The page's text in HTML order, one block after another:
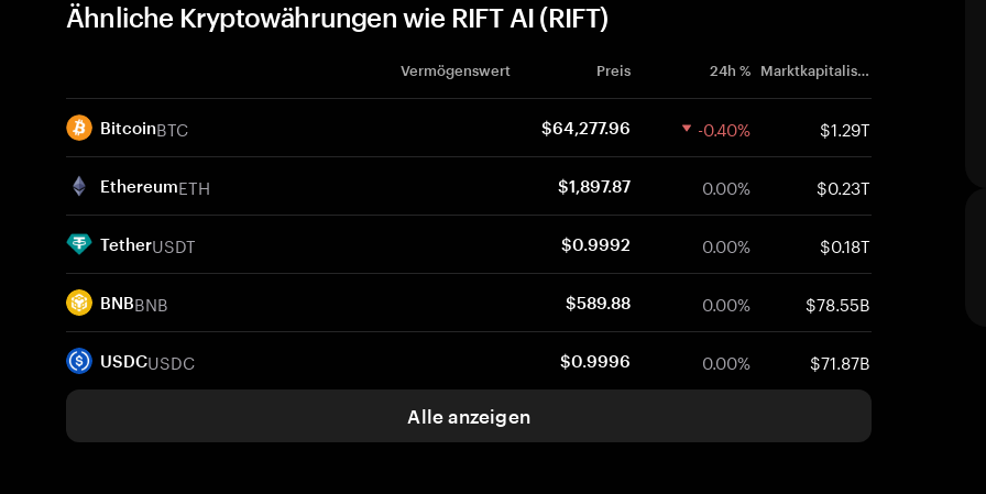
Ähnliche Kryptowährungen wie RIFT AI (RIFT)
Vermögenswert Preis 24h % Marktkapitalisierung
BitcoinBTC $64,277.96 -0.40% $1.29T
EthereumETH $1,897.87 0.00% $0.23T
TetherUSDT $0.9992 0.00% $0.18T
BNBBNB $589.88 0.00% $78.55B
USDCUSDC $0.9996 0.00% $71.87B
Alle anzeigen